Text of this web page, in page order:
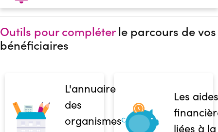
Outils pour compléterle parcours de vos
bénéficiaires
L'annuaire
des
organismes
Les aides
liées à la